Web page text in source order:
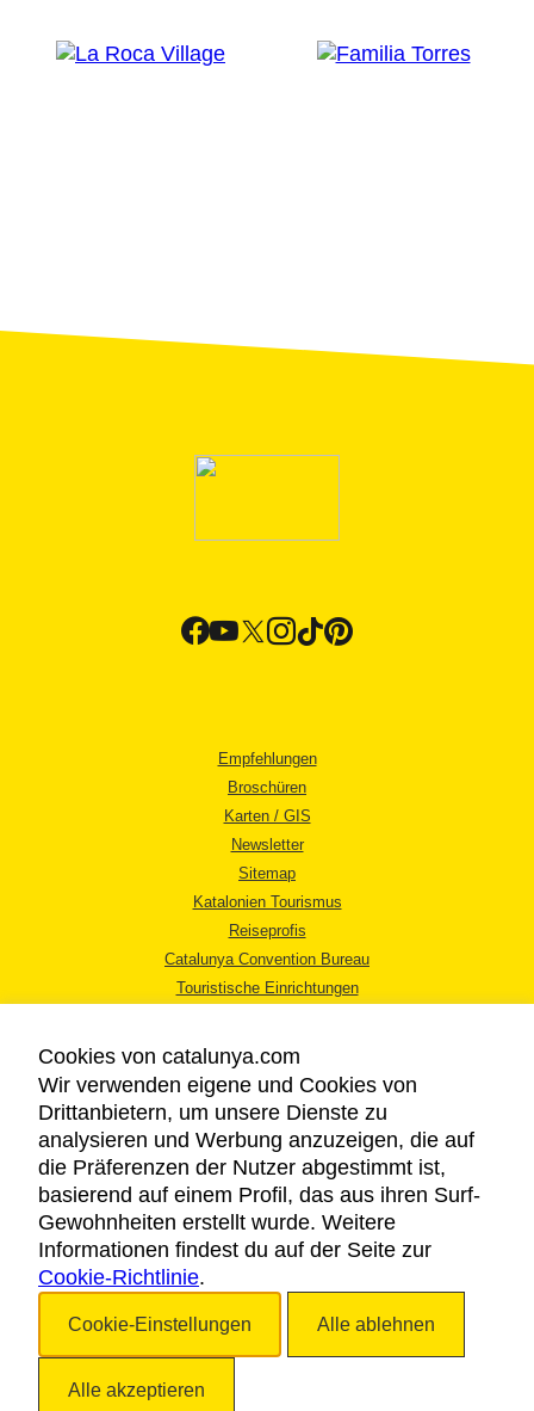
Empfehlungen
Broschüren
Karten / GIS
Newsletter
Sitemap
Katalonien Tourismus
Reiseprofis
Catalunya Convention Bureau
Touristische Einrichtungen
RECHTLICHER HINWEIS
DATENSCHUTZICHTLINIE
COOKIES
BARRIEREFREIHEIT
Cookies von catalunya.com
Wir verwenden eigene und Cookies von
Drittanbietern, um unsere Dienste zu
analysieren und Werbung anzuzeigen, die auf
die Präferenzen der Nutzer abgestimmt ist,
basierend auf einem Profil, das aus ihren Surf-
Gewohnheiten erstellt wurde. Weitere
Informationen findest du auf der Seite zur
Cookie-Richtlinie.
Cookie-Einstellungen Alle ablehnen
Alle akzeptieren